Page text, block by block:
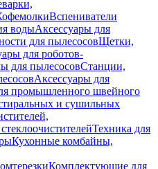
Вспениватели
водыАксессуары для
для пылесосовЩетки,
для роботов-
для пылесосовСтанции,
Аксессуары для
промышленного швейного
и сушильных
Техника для
Кухонные комбайны,
Комплектующие для